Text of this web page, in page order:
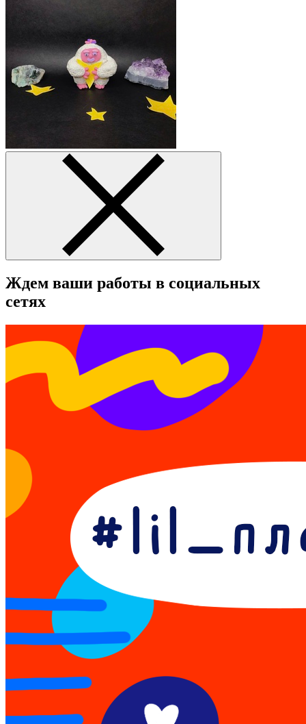
Ждем ваши работы в социальных
сетях